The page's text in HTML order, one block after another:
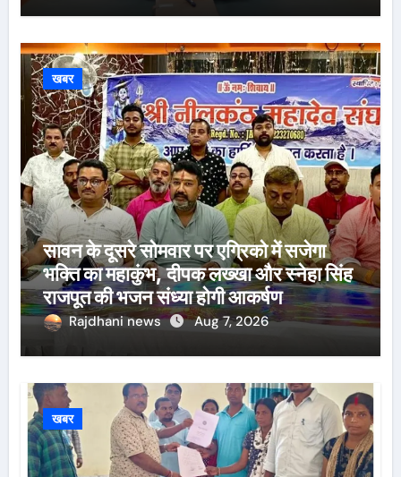
खबर
सावन के दूसरे सोमवार पर एग्रिको में सजेगा
भक्ति का महाकुंभ, दीपक लख्खा और स्नेहा सिंह
राजपूत की भजन संध्या होगी आकर्षण
Rajdhani news Aug 7, 2026
खबर